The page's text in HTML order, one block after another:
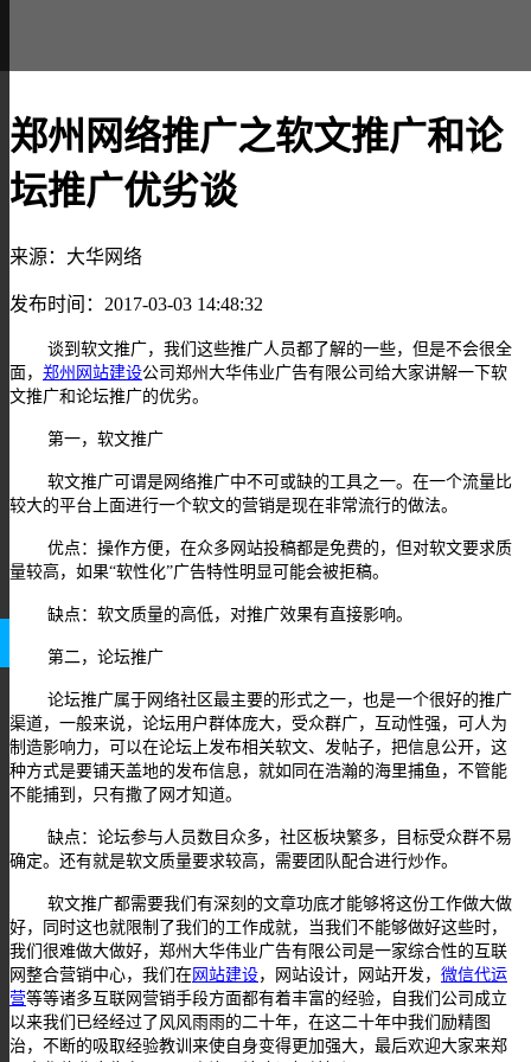
郑州网络推广之软文推广和论
坛推广优劣谈
来源：大华网络
发布时间：2017-03-03 14:48:32
谈到软文推广，我们这些推广人员都了解的一些，但是不会很全
面， 郑州网站建设公司郑州大华伟业广告有限公司给大家讲解一下软
文推广和论坛推广的优劣。
第一，软文推广
软文推广可谓是网络推广中不可或缺的工具之一。在一个流量比
较大的平台上面进行一个软文的营销是现在非常流行的做法。
优点：操作方便，在众多网站投稿都是免费的，但对软文要求质
量较高，如果“软性化”广告特性明显可能会被拒稿。
缺点：软文质量的高低，对推广效果有直接影响。
第二，论坛推广
论坛推广属于网络社区最主要的形式之一，也是一个很好的推广
渠道，一般来说，论坛用户群体庞大，受众群广，互动性强，可人为
制造影响力，可以在论坛上发布相关软文、发帖子，把信息公开，这
种方式是要铺天盖地的发布信息，就如同在浩瀚的海里捕鱼，不管能
不能捕到，只有撒了网才知道。
缺点：论坛参与人员数目众多，社区板块繁多，目标受众群不易
确定。还有就是软文质量要求较高，需要团队配合进行炒作。
软文推广都需要我们有深刻的文章功底才能够将这份工作做大做
好，同时这也就限制了我们的工作成就，当我们不能够做好这些时，
我们很难做大做好，郑州大华伟业广告有限公司是一家综合性的互联
网整合营销中心，我们在网站建设，网站设计，网站开发， 微信代运
营等等诸多互联网营销手段方面都有着丰富的经验，自我们公司成立
以来我们已经经过了风风雨雨的二十年，在这二十年中我们励精图
治，不断的吸取经验教训来使自身变得更加强大，最后欢迎大家来郑